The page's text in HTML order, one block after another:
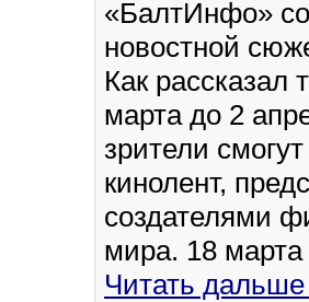
«БалтИнфо»
новостной
Как рассказал
марта до 2
зрители
кинолент,
создателями
мира. 18
Читать